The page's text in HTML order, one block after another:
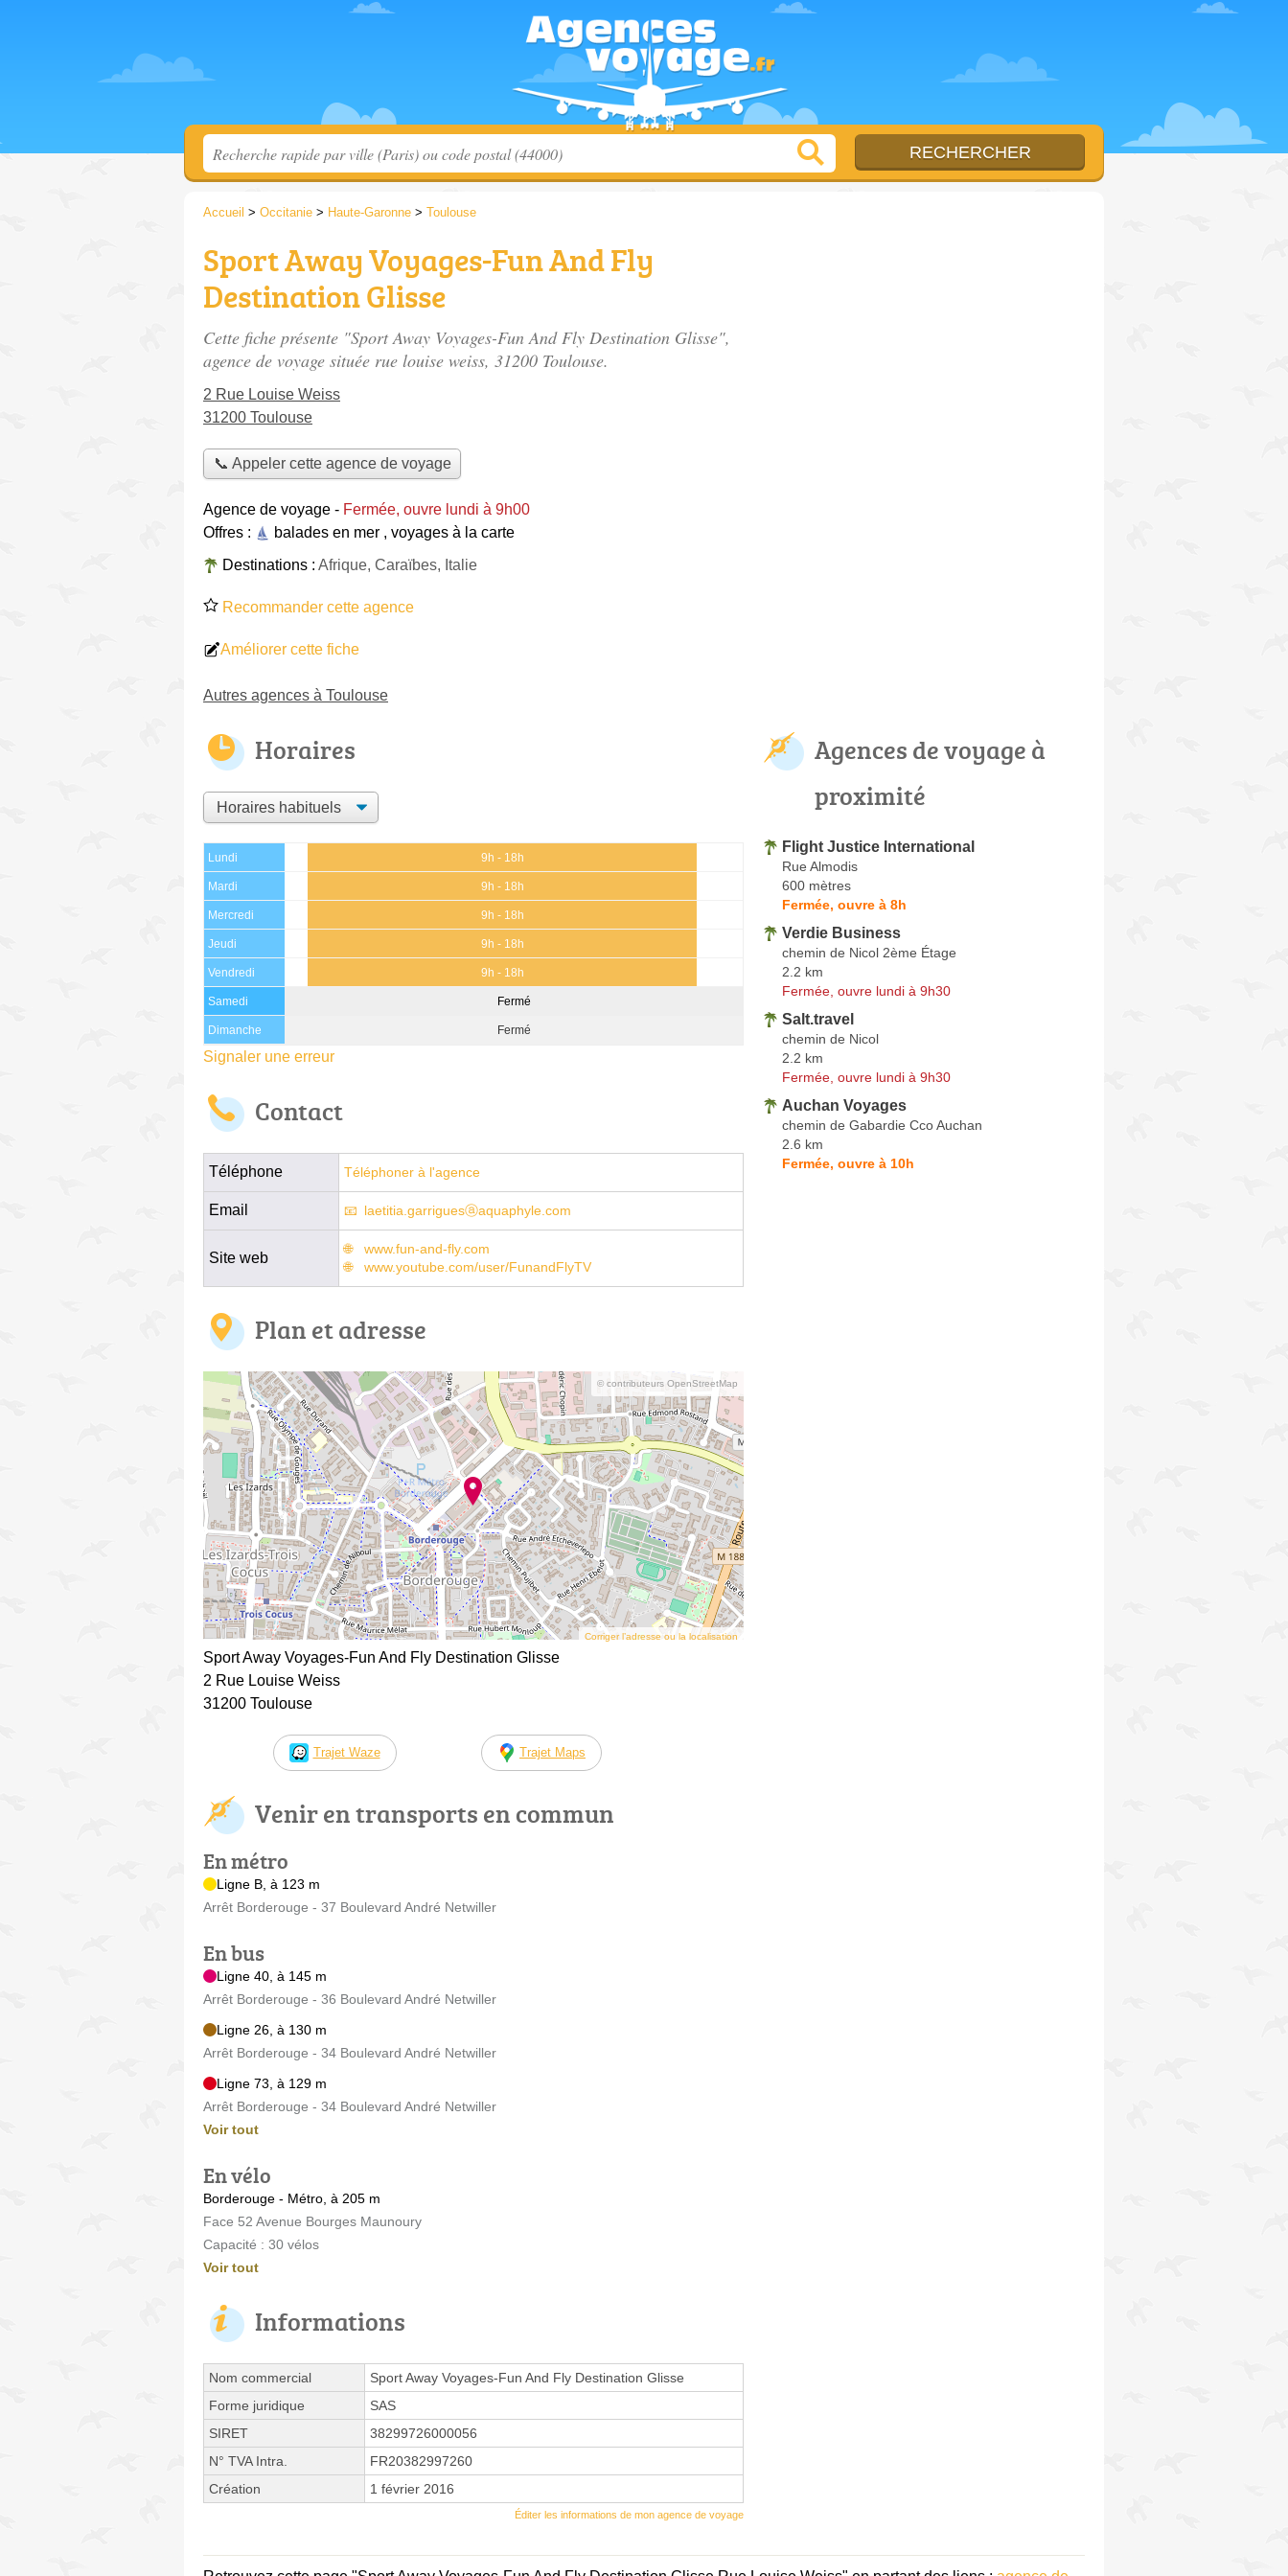
Accueil > Occitanie > Haute-Garonne > Toulouse
Sport Away Voyages-Fun And Fly
Destination Glisse
Cette fiche présente "Sport Away Voyages-Fun And Fly Destination Glisse",
agence de voyage située rue louise weiss, 31200 Toulouse.
2 Rue Louise Weiss
31200 Toulouse
📞 Appeler cette agence de voyage
Agence de voyage - Fermée, ouvre lundi à 9h00
Offres :
balades en mer , voyages à la carte
Destinations : Afrique, Caraïbes, Italie
Recommander cette agence
Améliorer cette fiche
Autres agences à Toulouse
Horaires
Lundi 9h - 18h
Mardi 9h - 18h
Mercredi 9h - 18h
Jeudi 9h - 18h
Vendredi 9h - 18h
Samedi Fermé
Dimanche Fermé
Signaler une erreur
Contact
Téléphone Téléphoner à l'agence
Email laetitia.garriguesⓐaquaphyle.com
Site web
www.fun-and-fly.com
www.youtube.com/user/FunandFlyTV
Plan et adresse
© contributeurs OpenStreetMap
Corriger l’adresse ou la localisation
Sport Away Voyages-Fun And Fly Destination Glisse
2 Rue Louise Weiss
31200 Toulouse
Trajet Waze Trajet Maps
Venir en transports en commun
En métro
Ligne B, à 123 m
Arrêt Borderouge - 37 Boulevard André Netwiller
En bus
Ligne 40, à 145 m
Arrêt Borderouge - 36 Boulevard André Netwiller
Ligne 26, à 130 m
Arrêt Borderouge - 34 Boulevard André Netwiller
Ligne 73, à 129 m
Arrêt Borderouge - 34 Boulevard André Netwiller
Voir tout
En vélo
Borderouge - Métro, à 205 m
Face 52 Avenue Bourges Maunoury
Capacité : 30 vélos
Voir tout
Informations
Nom commercial
Sport Away Voyages-Fun And Fly Destination Glisse
Forme juridique
SAS
SIRET
38299726000056
N° TVA Intra.
FR20382997260
Création
1 février 2016
Éditer les informations de mon agence de voyage
Agences de voyage à
proximité
Flight Justice International
Rue Almodis
600 mètres
Fermée, ouvre à 8h
Verdie Business
chemin de Nicol 2ème Étage
2.2 km
Fermée, ouvre lundi à 9h30
Salt.travel
chemin de Nicol
2.2 km
Fermée, ouvre lundi à 9h30
Auchan Voyages
chemin de Gabardie Cco Auchan
2.6 km
Fermée, ouvre à 10h